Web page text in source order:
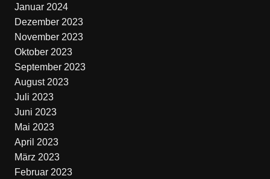
Januar 2024
Dezember 2023
November 2023
Oktober 2023
September 2023
August 2023
Juli 2023
Juni 2023
Mai 2023
April 2023
März 2023
Februar 2023